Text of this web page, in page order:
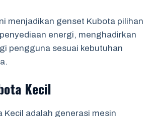
menjadikan genset Kubota pilihan
energi, menghadirkan
pengguna sesuai kebutuhan
Kecil
Kecil adalah generasi mesin